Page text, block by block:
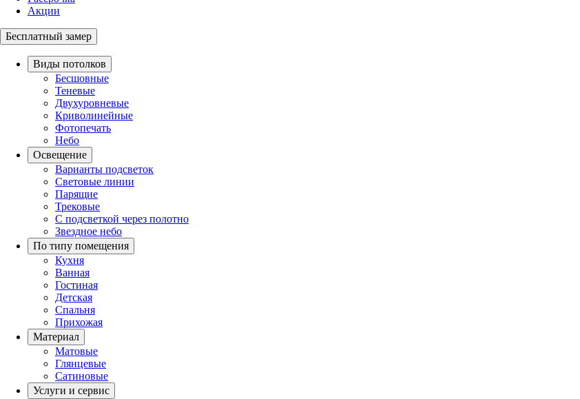
Акции
Бесплатный замер
Виды потолков
Бесшовные
Теневые
Двухуровневые
Криволинейные
Фотопечать
Небо
Освещение
Варианты подсветок
Световые линии
Парящие
Трековые
С подсветкой через полотно
Звездное небо
По типу помещения
Кухня
Ванная
Гостиная
Детская
Спальня
Прихожая
Материал
Матовые
Глянцевые
Сатиновые
Услуги и сервис